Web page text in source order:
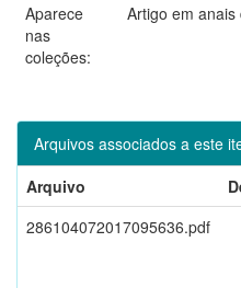
Aparece
nas
coleções:
Artigo em anais
Arquivos associados a este
Arquivo
286104072017095636.pdf